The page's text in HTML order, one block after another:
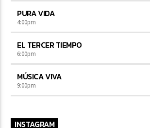
PURA VIDA
4:00pm
EL TERCER TIEMPO
6:00pm
MÚSICA VIVA
9:00pm
INSTAGRAM